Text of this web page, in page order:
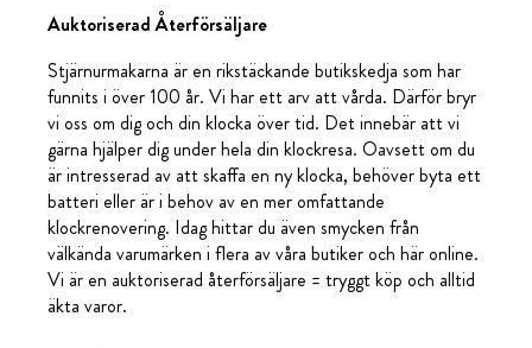
Auktoriserad Återförsäljare
Stjärnurmakarna är en rikstäckande butikskedja som har
funnits i över 100 år. Vi har ett arv att vårda. Därför bryr
vi oss om dig och din klocka över tid. Det innebär att vi
gärna hjälper dig under hela din klockresa. Oavsett om du
är intresserad av att skaffa en ny klocka, behöver byta ett
batteri eller är i behov av en mer omfattande
klockrenovering. Idag hittar du även smycken från
välkända varumärken i flera av våra butiker och här online.
Vi är en auktoriserad återförsäljare = tryggt köp och alltid
äkta varor.